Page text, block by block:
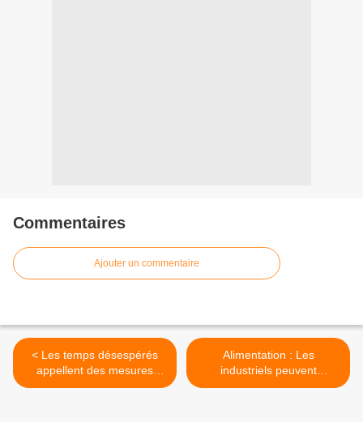
Commentaires
Ajouter un commentaire
< Les temps désespérés
appellent des mesures
désespérée : Le milliardaire
Alimentation : Les
industriels peuvent
temporairement modifier